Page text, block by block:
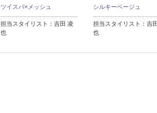
ツイスパ×メッシュ
担当スタイリスト：吉田 凌
也
シルキーベージュ
担当スタイリスト：吉
也